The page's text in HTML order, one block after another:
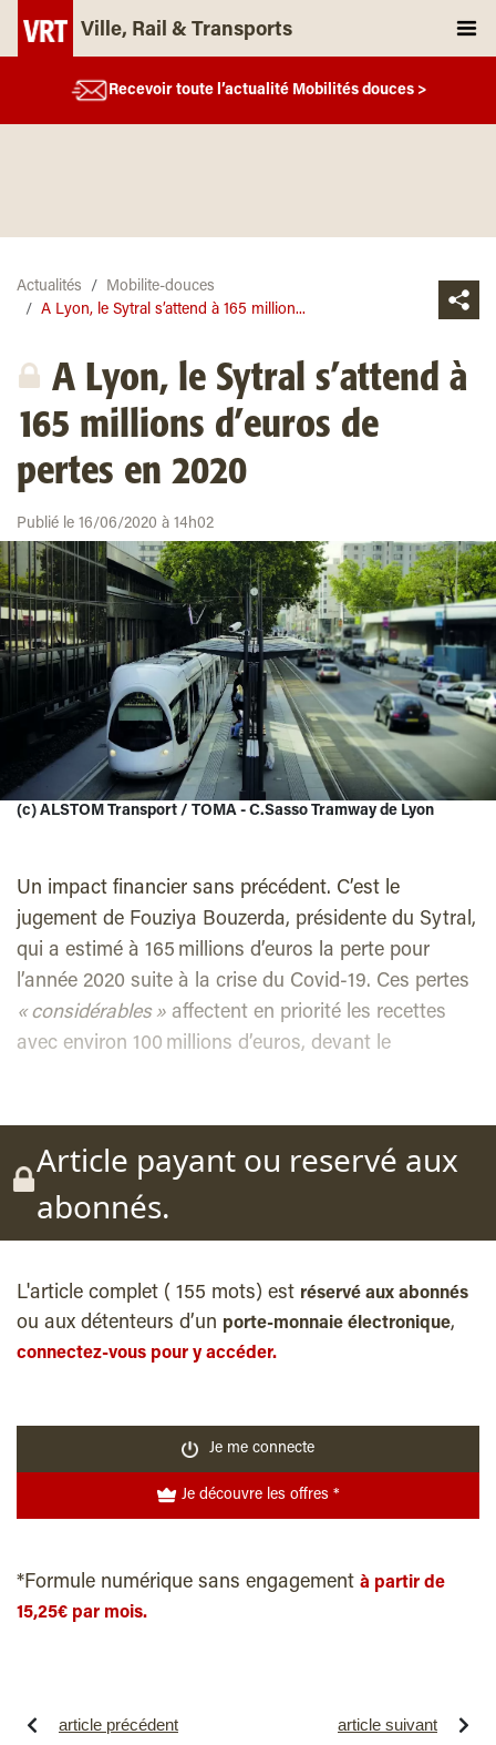
Ville, Rail & Transports
Recevoir toute l’actualité Mobilités douces >
Actualités
Mobilite-douces
A Lyon, le Sytral s’attend à 165 million...
A Lyon, le Sytral s’attend à
165 millions d’euros de
pertes en 2020
Publié le 16/06/2020 à 14h02
(c) ALSTOM Transport / TOMA - C.Sasso Tramway de Lyon
Un impact financier sans précédent. C’est le
jugement de Fouziya Bouzerda, présidente du Sytral,
qui a estimé à 165 millions d’euros la perte pour
l’année 2020 suite à la crise du Covid-19. Ces pertes
« considérables » affectent en priorité les recettes
avec environ 100 millions d’euros, devant le
Article payant ou reservé aux
abonnés.
L'article complet ( 155 mots) est réservé aux abonnés
ou aux détenteurs d’un porte-monnaie électronique,
connectez-vous pour y accéder.
Je me connecte
Je découvre les offres *
*Formule numérique sans engagement à partir de
15,25€ par mois.
article précédent article suivant